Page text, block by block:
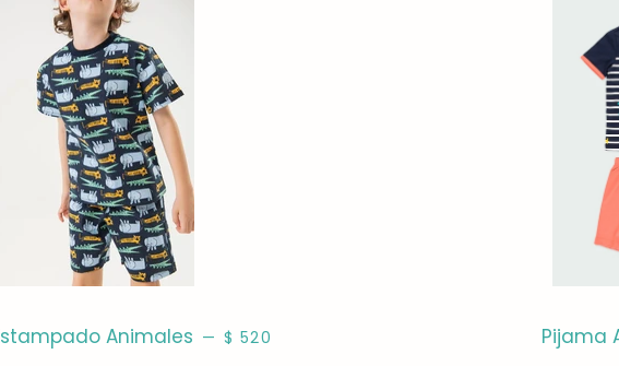
Animales — PRECIO HABITUAL
$ 520 Pijama